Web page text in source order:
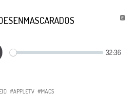
#APPLETV #MACS